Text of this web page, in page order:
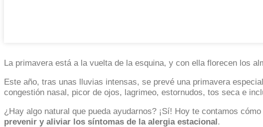
La primavera está a la vuelta de la esquina, y con ella florecen los
Este año, tras unas lluvias intensas, se prevé una primavera
congestión nasal, picor de ojos, lagrimeo, estornudos, tos seca e
¿Hay algo natural que pueda ayudarnos? ¡Sí! Hoy te contamos cómo
prevenir y aliviar los síntomas de la alergia estacional.